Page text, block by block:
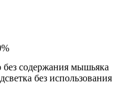
без содержания мышьяка
без использования